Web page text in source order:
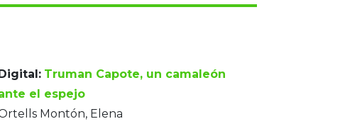
Truman Capote, un camaleón
el espejo
Montón, Elena